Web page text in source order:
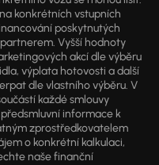
konkrétních vstupních
poskytnutých
Vyšší hodnoty
akcí dle výběru
výplata hotovosti a další
dle vlastního výběru. V
každé smlouvy
informace k
zprostředkovatelem
o konkrétní kalkulaci,
naše finanční